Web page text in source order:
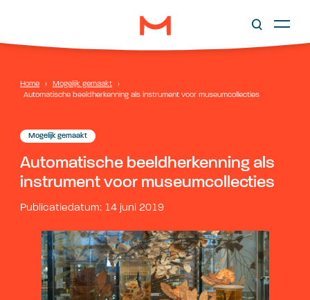
Home › Mogelijk gemaakt
›
Automatische beeldherkenning als instrument voor museumcollecties
Mogelijk gemaakt
Automatische beeldherkenning als
instrument voor museumcollecties
Publicatiedatum: 14 juni 2019